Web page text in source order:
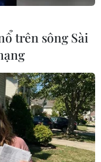
trên sông Sài